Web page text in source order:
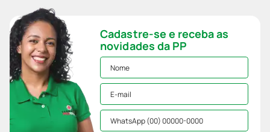
Cadastre-se e receba as
novidades da PP